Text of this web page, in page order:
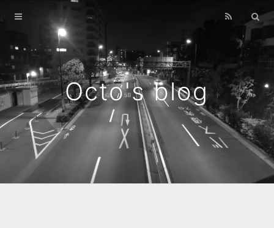
Octo's blog
Home
Archives